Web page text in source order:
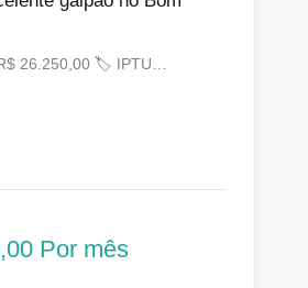
26.250,00 🏷 IPTU…
Por mês